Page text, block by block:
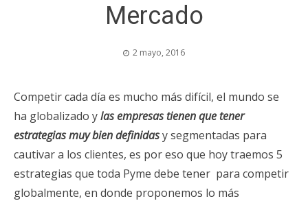
Mercado
2 mayo, 2016
Competir cada día es mucho más difícil, el mundo se
ha globalizado ylas empresas tienen que tener
estrategias muy bien definidasy segmentadas para
cautivar a los clientes, es por eso que hoy traemos 5
estrategias que toda Pyme debe tener para competir
globalmente, en donde proponemos lo más